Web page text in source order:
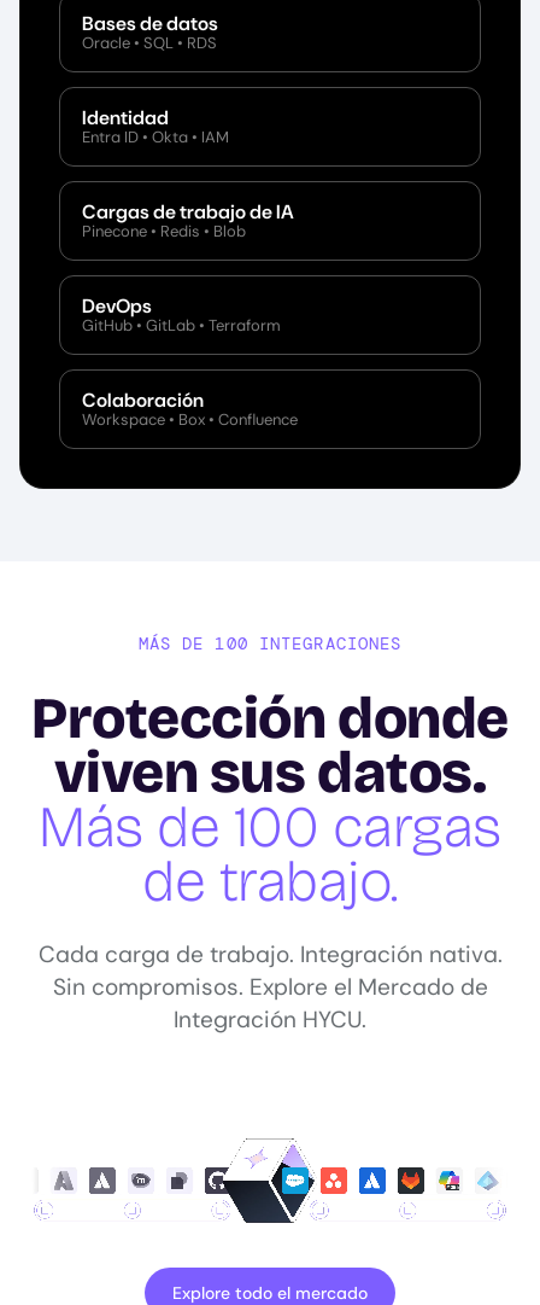
Bases de datos
Oracle • SQL • RDS
Identidad
Entra ID • Okta • IAM
Cargas de trabajo de IA
Pinecone • Redis • Blob
DevOps
GitHub • GitLab • Terraform
Colaboración
Workspace • Box • Confluence
MÁS DE 100 INTEGRACIONES
Protección donde
viven sus datos.
Más de 100 cargas
de trabajo.
Cada carga de trabajo. Integración nativa.
Sin compromisos. Explore el Mercado de
Integración HYCU.
Explore todo el mercado